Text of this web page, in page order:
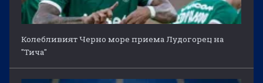
Колебливият Черно море приема Лудогорец на
"Тича"